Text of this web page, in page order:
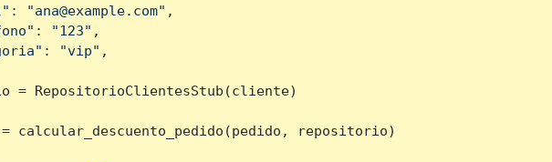
: "ana@example.com" ,
: "123" ,
: "vip" ,
= RepositorioClientesStub(cliente)
calcular_descuento_pedido(pedido, repositorio)